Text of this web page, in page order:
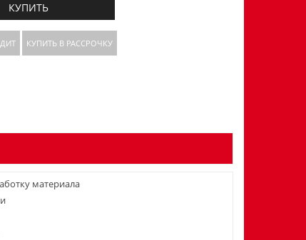
КУПИТЬ
КУПИТЬ В РАССРОЧКУ
материала